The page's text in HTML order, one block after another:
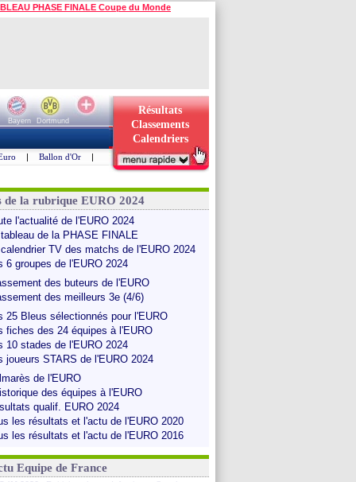
PHASE FINALE Coupe du Monde
Bayern
Dortmund
Résultats
Classements
Calendriers
| Ballon d'Or |
de la rubrique EURO 2024
l'actualité de l'EURO 2024
tableau de la PHASE FINALE
calendrier TV des matchs de l'EURO 2024
6 groupes de l'EURO 2024
des buteurs de l'EURO
des meilleurs 3e (4/6)
25 Bleus sélectionnés pour l'EURO
fiches des 24 équipes à l'EURO
10 stades de l'EURO 2024
joueurs STARS de l'EURO 2024
de l'EURO
des équipes à l'EURO
qualif. EURO 2024
les résultats et l'actu de l'EURO 2020
les résultats et l'actu de l'EURO 2016
Equipe de France